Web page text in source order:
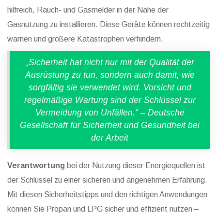
hilfreich, Rauch- und Gasmelder in der Nähe der
Gasnutzung zu installieren. Diese Geräte können rechtzeitig
warnen und größere Katastrophen verhindern.
„Sicherheit hat nicht nur mit der Qualität der
Ausrüstung zu tun, sondern auch damit, wie
sorgfältig sie verwendet wird. Vorsicht und
regelmäßige Wartung sind der Schlüssel zur
Vermeidung von Unfällen.“ – Deutsche
Gesellschaft für Sicherheit und Gesundheit bei
der Arbeit
Verantwortung bei der Nutzung dieser Energiequellen ist
der Schlüssel zu einer sicheren und angenehmen Erfahrung.
Mit diesen Sicherheitstipps und den richtigen Anwendungen
können Sie Propan und LPG sicher und effizient nutzen –